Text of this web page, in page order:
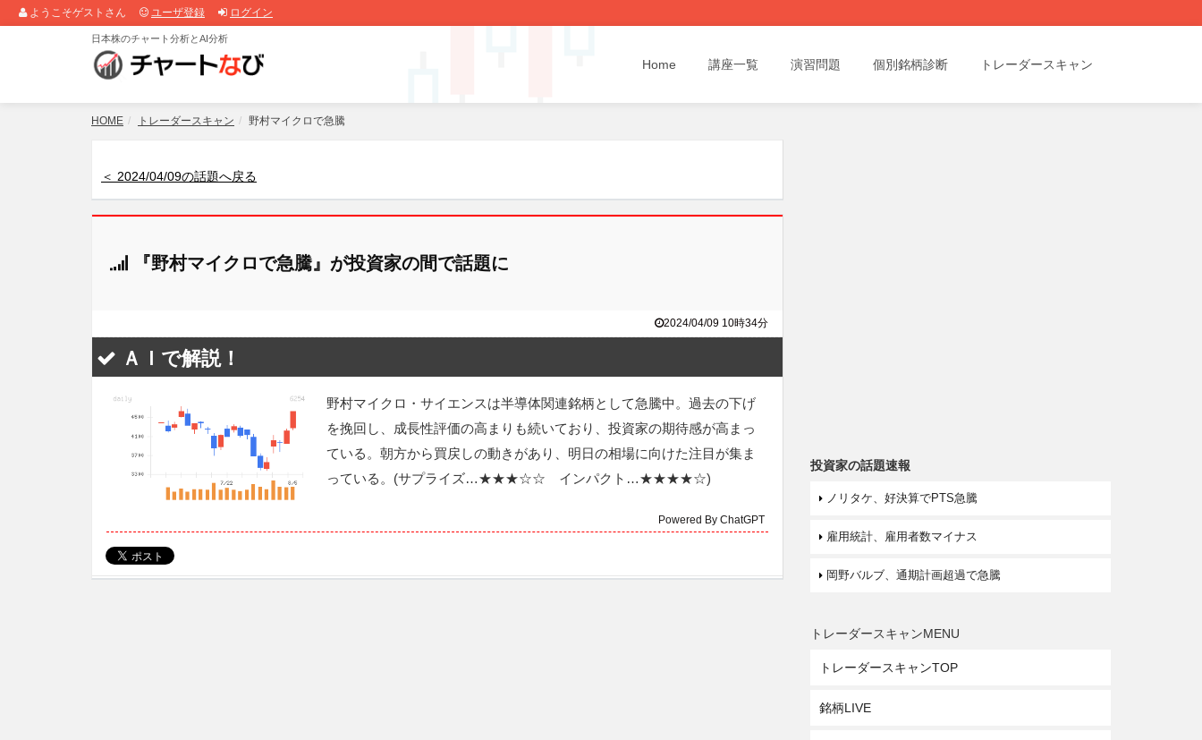
ようこそゲストさん ユーザ登録 ログイン
日本株のチャート分析とAI分析
Home 講座一覧 演習問題 個別銘柄診断 トレーダースキャン
HOME トレーダースキャン 野村マイクロで急騰
＜ 2024/04/09の話題へ戻る
『野村マイクロで急騰』が投資家の間で話題に
2024/04/09 10時34分
ＡＩで解説！
野村マイクロ・サイエンスは半導体関連銘柄として急騰中。過去の下げ
を挽回し、成長性評価の高まりも続いており、投資家の期待感が高まっ
ている。朝方から買戻しの動きがあり、明日の相場に向けた注目が集ま
っている。(サプライズ…★★★☆☆ インパクト…★★★★☆)
Powered By ChatGPT
投資家の話題速報
ノリタケ、好決算でPTS急騰
雇用統計、雇用者数マイナス
岡野バルブ、通期計画超過で急騰
トレーダースキャンMENU
トレーダースキャンTOP
銘柄LIVE